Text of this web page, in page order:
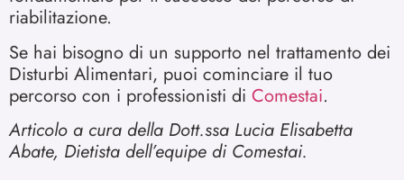
riabilitazione.
Se hai bisogno di un supporto nel trattamento dei
Disturbi Alimentari, puoi cominciare il tuo
percorso con i professionisti di Comestai.
Articolo a cura della Dott.ssa Lucia Elisabetta
Abate, Dietista dell’equipe di Comestai.